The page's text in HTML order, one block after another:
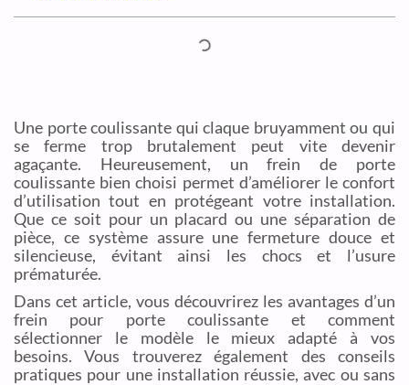
Une porte coulissante qui claque bruyamment ou qui
se ferme trop brutalement peut vite devenir
agaçante. Heureusement, un frein de porte
coulissante bien choisi permet d’améliorer le confort
d’utilisation tout en protégeant votre installation.
Que ce soit pour un placard ou une séparation de
pièce, ce système assure une fermeture douce et
silencieuse, évitant ainsi les chocs et l’usure
prématurée.
Dans cet article, vous découvrirez les avantages d’un
frein pour porte coulissante et comment
sélectionner le modèle le mieux adapté à vos
besoins. Vous trouverez également des conseils
pratiques pour une installation réussie, avec ou sans